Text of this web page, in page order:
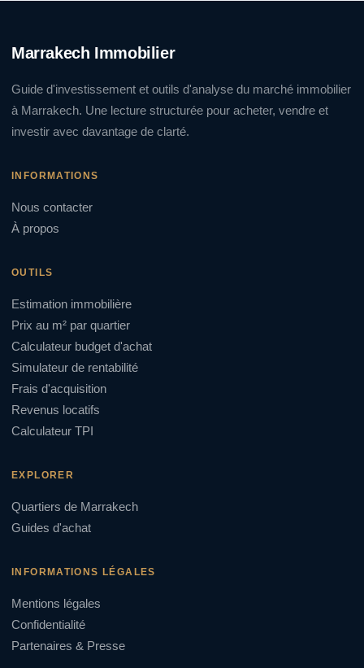
Marrakech Immobilier
Guide d'investissement et outils d'analyse du marché immobilier
à Marrakech. Une lecture structurée pour acheter, vendre et
investir avec davantage de clarté.
INFORMATIONS
Nous contacter
À propos
OUTILS
Estimation immobilière
Prix au m² par quartier
Calculateur budget d'achat
Simulateur de rentabilité
Frais d'acquisition
Revenus locatifs
Calculateur TPI
EXPLORER
Quartiers de Marrakech
Guides d'achat
INFORMATIONS LÉGALES
Mentions légales
Confidentialité
Partenaires & Presse